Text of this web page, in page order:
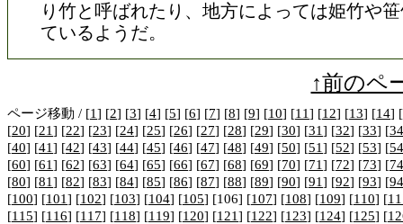
り竹と呼ばれたり、地方によっては姫竹や
ているようだ。
↑前のペ
ページ移動 / [1] [2] [3] [4] [5] [6] [7] [8] [9] [10] [11] [12] [13] [14] [
[20] [21] [22] [23] [24] [25] [26] [27] [28] [29] [30] [31] [32] [33] [34
[40] [41] [42] [43] [44] [45] [46] [47] [48] [49] [50] [51] [52] [53] [54
[60] [61] [62] [63] [64] [65] [66] [67] [68] [69] [70] [71] [72] [73] [74
[80] [81] [82] [83] [84] [85] [86] [87] [88] [89] [90] [91] [92] [93] [94
[100] [101] [102] [103] [104] [105] [106] [107] [108] [109] [110] [
[115] [116] [117] [118] [119] [120] [121] [122] [123] [124] [125] [